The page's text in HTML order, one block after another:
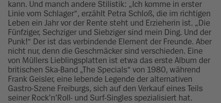
kann. Und manch andere Stilistik: „Ich komme in erster
Linie vom Schlager“, erzählt Petra Schloß, die im richtigen
Leben ein Jahr vor der Rente steht und Erzieherin ist. „Die
Fünfziger, Sechziger und Siebziger sind mein Ding. Und der
Punk!“ Der ist das verbindende Element der Freunde. Aber
nicht nur, denn die Geschmäcker sind verschieden. Eine
von Müllers Lieblingsplatten ist etwa das erste Album der
britischen Ska-Band „The Specials“ von 1980, während
Frank Geisler, eine lebende Legende der alternativen
Gastro-Szene Freiburgs, sich auf den Verkauf eines Teils
seiner Rock’n’Roll- und Surf-Singles spezialisiert hat.